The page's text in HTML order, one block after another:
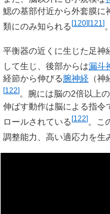
鰓の基部付近から外套膜に
類にのみ知られる [120][121 ]。
平衡器の近くに生じた足神
して生じ、後部からは漏斗
経節から伸びる腕神経（神
[122]。腕には脳の2倍以上
伸ばす動作は脳による指令
ロールされている[122]。こ
調整能力、高い適応力を生